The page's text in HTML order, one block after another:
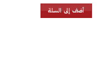
أضف إلى السلة